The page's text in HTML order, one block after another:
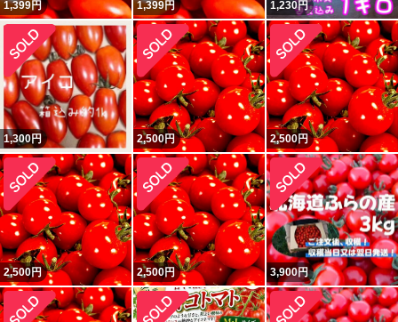
1,399円 1,399円 1,230円
1,300円 2,500円 2,500円
2,500円 2,500円 3,900円